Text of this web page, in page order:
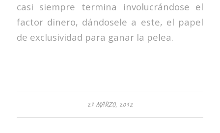
casi siempre termina involucrándose el
factor dinero, dándosele a este, el papel
de exclusividad para ganar la pelea.
27 MARZO, 2012